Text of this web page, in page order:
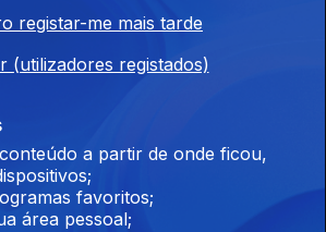
01 dez. 2023
registar-me mais tarde
(utilizadores registados)
a partir de onde ficou,
favoritos;
área pessoal;